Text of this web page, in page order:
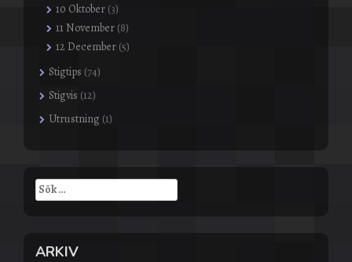
10 Oktober (3)
11 November (8)
12 December (5)
Stigtips (74)
Stigvis (12)
Utrustning (1)
Sök
efter:
ARKIV